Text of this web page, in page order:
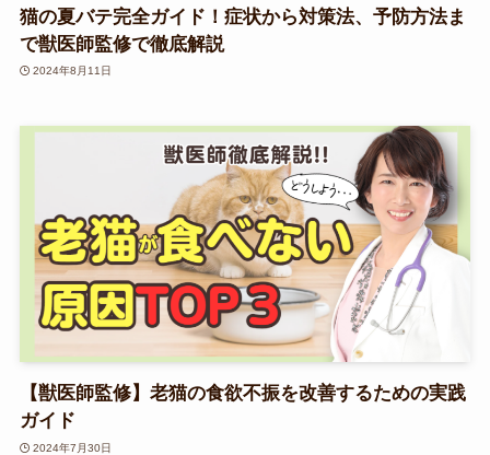
猫の夏バテ完全ガイド！症状から対策法、予防方法ま
で獣医師監修で徹底解説
2024年8月11日
【獣医師監修】老猫の食欲不振を改善するための実践
ガイド
2024年7月30日